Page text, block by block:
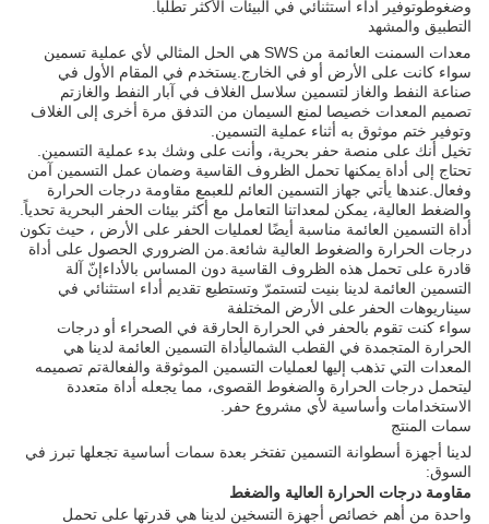
وضغوطوتوفير أداء استثنائي في البيئات الأكثر تطلبا.
التطبيق والمشهد
معدات السمنت العائمة من SWS هي الحل المثالي لأي عملية تسمين
سواء كانت على الأرض أو في الخارج.يستخدم في المقام الأول في
صناعة النفط والغاز لتسمين سلاسل الغلاف في آبار النفط والغازتم
تصميم المعدات خصيصا لمنع السيمان من التدفق مرة أخرى إلى الغلاف
وتوفير ختم موثوق به أثناء عملية التسمين.
تخيل أنك على منصة حفر بحرية، وأنت على وشك بدء عملية التسمين.
تحتاج إلى أداة يمكنها تحمل الظروف القاسية وضمان عمل التسمين آمن
وفعال.عندها يأتي جهاز التسمين العائم للعبمع مقاومة درجات الحرارة
والضغط العالية، يمكن لمعداتنا التعامل مع أكثر بيئات الحفر البحرية تحدياً.
أداة التسمين العائمة مناسبة أيضًا لعمليات الحفر على الأرض ، حيث تكون
درجات الحرارة والضغوط العالية شائعة.من الضروري الحصول على أداة
قادرة على تحمل هذه الظروف القاسية دون المساس بالأداءإنّ آلة
التسمين العائمة لدينا بنيت لتستمرّ وتستطيع تقديم أداء استثنائي في
سيناريوهات الحفر على الأرض المختلفة
سواء كنت تقوم بالحفر في الحرارة الحارقة في الصحراء أو درجات
الحرارة المتجمدة في القطب الشماليأداة التسمين العائمة لدينا هي
المعدات التي تذهب إليها لعمليات التسمين الموثوقة والفعالةتم تصميمه
ليتحمل درجات الحرارة والضغوط القصوى، مما يجعله أداة متعددة
الاستخدامات وأساسية لأي مشروع حفر.
سمات المنتج
لدينا أجهزة أسطوانة التسمين تفتخر بعدة سمات أساسية تجعلها تبرز في
السوق:
مقاومة درجات الحرارة العالية والضغط
واحدة من أهم خصائص أجهزة التسخين لدينا هي قدرتها على تحمل